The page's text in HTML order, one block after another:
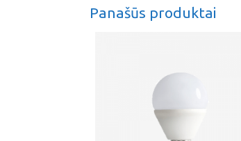
Panašūs produktai